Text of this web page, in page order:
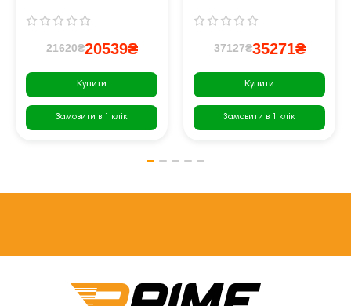
21620₴20539₴
Купити
Замовити в 1 клік
37127₴35271₴
Купити
Замовити в 1 клік